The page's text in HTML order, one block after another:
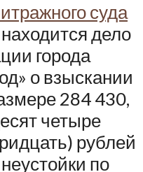
суда
дело
города
о взыскании
284 430,
четыре
рублей
по